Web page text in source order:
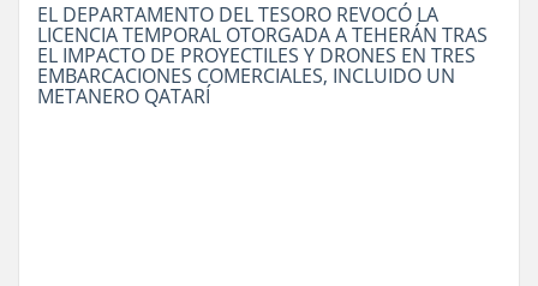
EL DEPARTAMENTO DEL TESORO REVOCÓ LA
LICENCIA TEMPORAL OTORGADA A TEHERÁN TRAS
EL IMPACTO DE PROYECTILES Y DRONES EN TRES
EMBARCACIONES COMERCIALES, INCLUIDO UN
METANERO QATARÍ